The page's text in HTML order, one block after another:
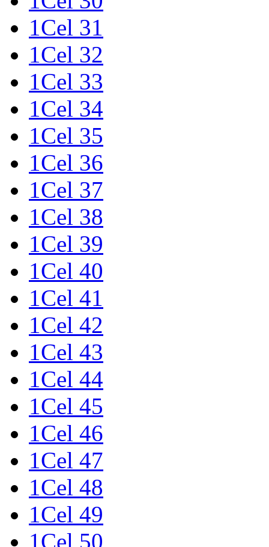
1Cel 31
1Cel 32
1Cel 33
1Cel 34
1Cel 35
1Cel 36
1Cel 37
1Cel 38
1Cel 39
1Cel 40
1Cel 41
1Cel 42
1Cel 43
1Cel 44
1Cel 45
1Cel 46
1Cel 47
1Cel 48
1Cel 49
1Cel 50